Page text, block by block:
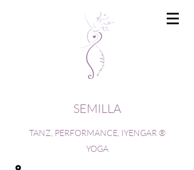
SEMILLA
TANZ, PERFORMANCE, IYENGAR ®
YOGA